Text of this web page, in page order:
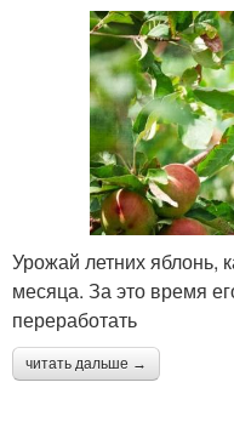
Урожай летних яблонь,
месяца. За это время
переработать
читать дальше →